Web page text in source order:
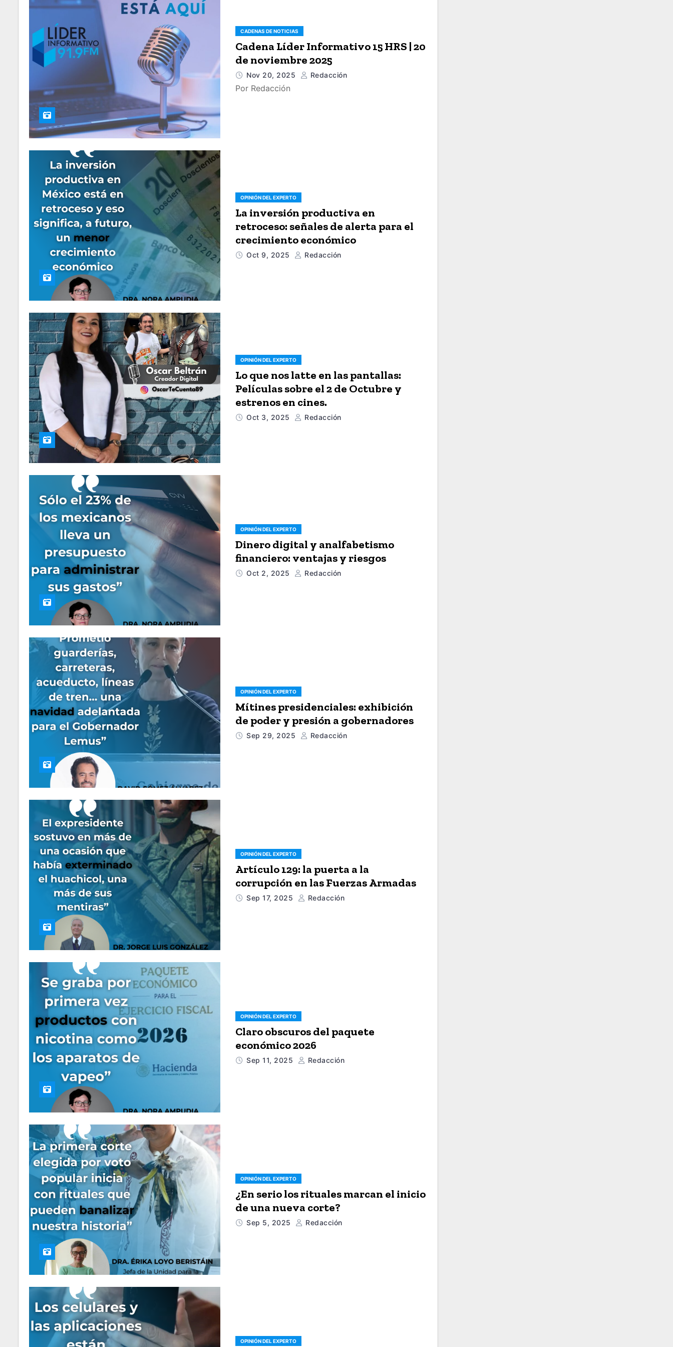
CADENAS DE NOTICIAS
Cadena Líder Informativo 15 HRS | 20
de noviembre 2025
Nov 20, 2025 Redacción
Por Redacción
OPINIÓN DEL EXPERTO
La inversión productiva en
retroceso: señales de alerta para el
crecimiento económico
Oct 9, 2025 Redacción
OPINIÓN DEL EXPERTO
Lo que nos latte en las pantallas:
Películas sobre el 2 de Octubre y
estrenos en cines.
Oct 3, 2025 Redacción
OPINIÓN DEL EXPERTO
Dinero digital y analfabetismo
financiero: ventajas y riesgos
Oct 2, 2025 Redacción
OPINIÓN DEL EXPERTO
Mítines presidenciales: exhibición
de poder y presión a gobernadores
Sep 29, 2025 Redacción
OPINIÓN DEL EXPERTO
Artículo 129: la puerta a la
corrupción en las Fuerzas Armadas
Sep 17, 2025 Redacción
OPINIÓN DEL EXPERTO
Claro obscuros del paquete
económico 2026
Sep 11, 2025 Redacción
OPINIÓN DEL EXPERTO
¿En serio los rituales marcan el inicio
de una nueva corte?
Sep 5, 2025 Redacción
OPINIÓN DEL EXPERTO